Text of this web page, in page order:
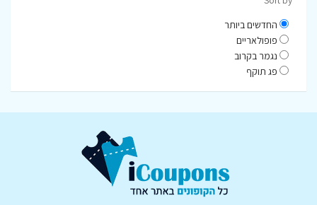
החדשים ביותר
פופולאריים
נגמר בקרוב
פג תוקף